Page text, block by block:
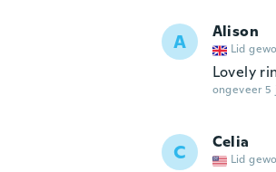
A Alison
Lid
Lovely
ongeveer 5
C Celia
Lid